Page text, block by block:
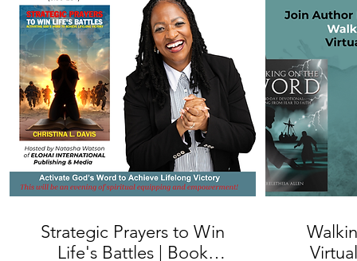
Strategic Prayers to Win
Life's Battles | Book